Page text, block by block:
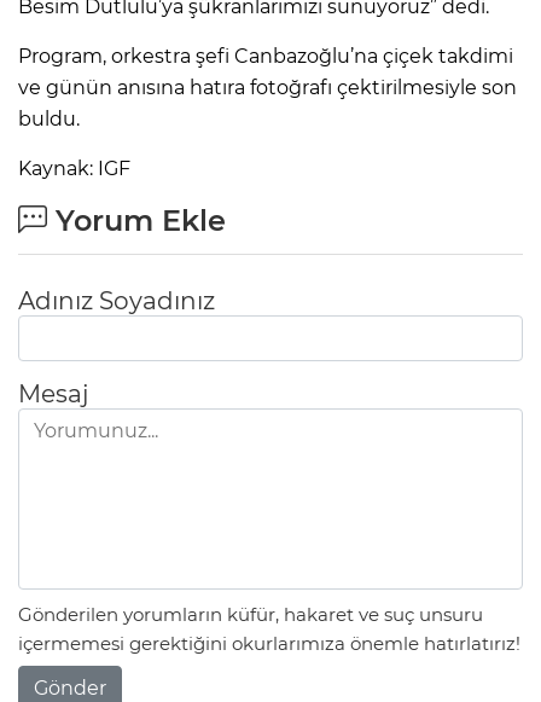
Besim Dutlulu’ya şükranlarımızı sunuyoruz” dedi.
Program, orkestra şefi Canbazoğlu’na çiçek takdimi
ve günün anısına hatıra fotoğrafı çektirilmesiyle son
buldu.
Kaynak: IGF
Yorum Ekle
Adınız Soyadınız
Mesaj
Gönderilen yorumların küfür, hakaret ve suç unsuru
içermemesi gerektiğini okurlarımıza önemle hatırlatırız!
Gönder